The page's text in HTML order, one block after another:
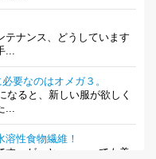
テナンス、どうしています
要なのはオメガ３。
なると、新しい服が欲しく
性食物繊維！
す。が、と〜〜〜っても美